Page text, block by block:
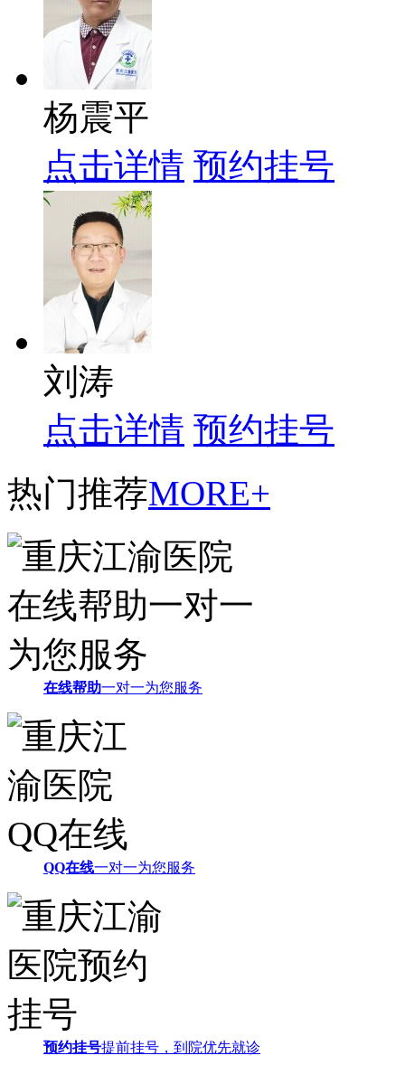
杨震平
点击详情 预约挂号
刘涛
点击详情 预约挂号
热门推荐MORE+
在线帮助一对一为您服务
QQ在线一对一为您服务
预约挂号提前挂号，到院优先就诊